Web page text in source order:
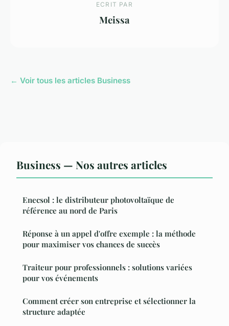
ECRIT PAR
Meissa
← Voir tous les articles Business
Business — Nos autres articles
Enecsol : le distributeur photovoltaïque de
référence au nord de Paris
Réponse à un appel d'offre exemple : la méthode
pour maximiser vos chances de succès
Traiteur pour professionnels : solutions variées
pour vos événements
Comment créer son entreprise et sélectionner la
structure adaptée